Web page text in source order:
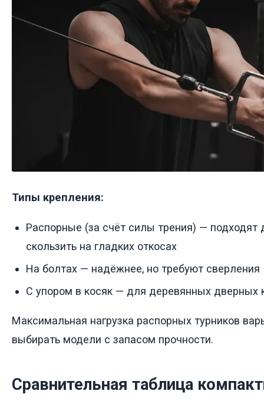
Типы крепления:
Распорные (за счёт силы трения) — подходят
скользить на гладких откосах
На болтах — надёжнее, но требуют сверления
С упором в косяк — для деревянных дверных
Максимальная нагрузка распорных турников
выбирать модели с запасом прочности.
Сравнительная таблица